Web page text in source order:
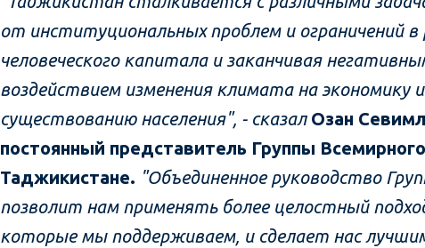
от институциональных проблем и ограничений в
человеческого капитала и заканчивая
воздействием изменения климата на экономику
существованию населения", - сказал Озан
постоянный представитель Группы
Таджикистане. "Объединенное руководство
позволит нам применять более целостный
которые мы поддерживаем, и сделает нас